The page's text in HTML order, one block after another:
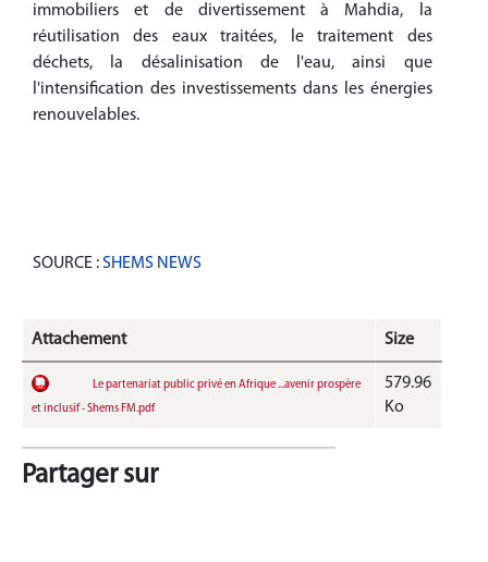
immobiliers et de divertissement à Mahdia, la
réutilisation des eaux traitées, le traitement des
déchets, la désalinisation de l'eau, ainsi que
l'intensification des investissements dans les énergies
renouvelables.
SOURCE :SHEMS NEWS
Attachement Size
Le partenariat public privé en Afrique ...avenir prospère
et inclusif - Shems FM.pdf
579.96
Ko
Partager sur